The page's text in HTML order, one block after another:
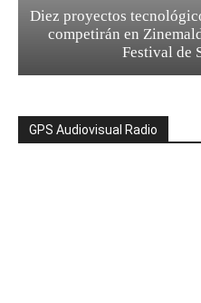
Diez proyectos
competirán en
Festival de
GPS Audiovisual Radio